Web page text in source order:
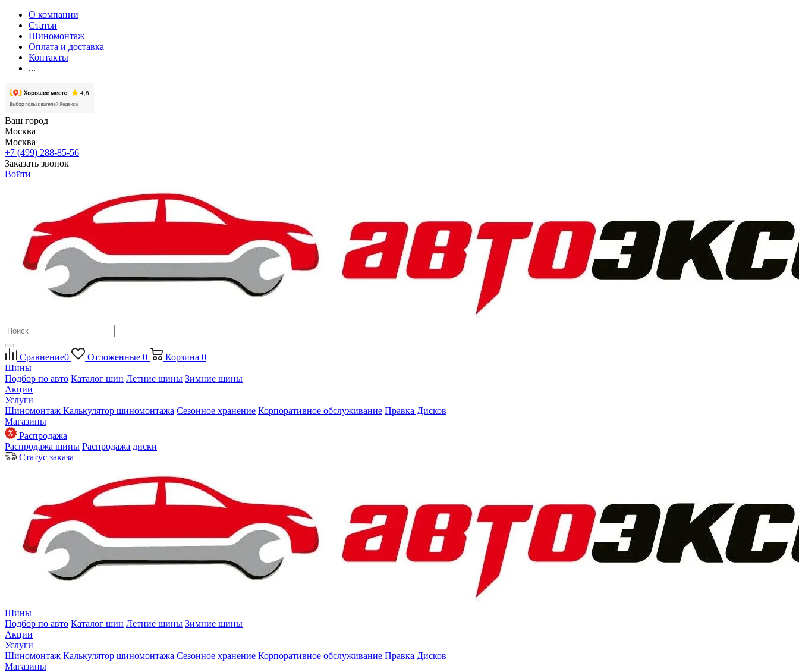
О компании
Статьи
Шиномонтаж
Оплата и доставка
Контакты
...
Ваш город
Москва
Москва
+7 (499) 288-85-56
Заказать звонок
Войти
Сравнение0 Отложенные 0 Корзина 0
Шины
Подбор по авто Каталог шин Летние шины Зимние шины
Акции
Услуги
Шиномонтаж Калькулятор шиномонтажа Сезонное хранение Корпоративное обслуживание Правка Дисков
Магазины
Распродажа
Распродажа шины Распродажа диски
Статус заказа
Шины
Подбор по авто Каталог шин Летние шины Зимние шины
Акции
Услуги
Шиномонтаж Калькулятор шиномонтажа Сезонное хранение Корпоративное обслуживание Правка Дисков
Магазины